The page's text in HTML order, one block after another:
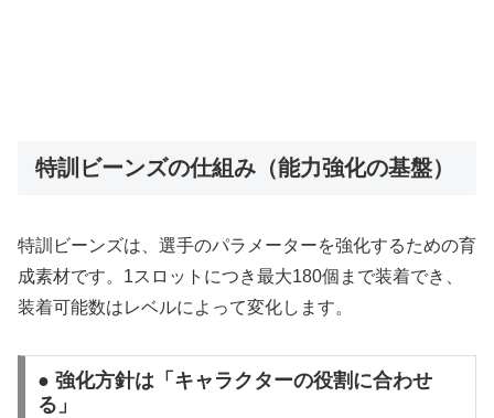
特訓ビーンズの仕組み（能力強化の基盤）
特訓ビーンズは、選手のパラメーターを強化するための育
成素材です。1スロットにつき最大180個まで装着でき、
装着可能数はレベルによって変化します。
● 強化方針は「キャラクターの役割に合わせ
る」